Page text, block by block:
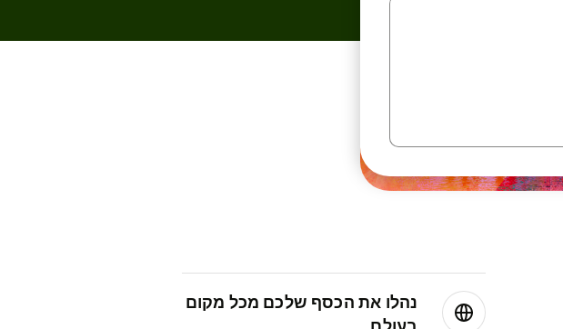
נהלו את הכסף שלכם מכל מקום